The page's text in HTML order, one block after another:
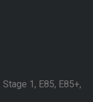
1, E85, E85+,